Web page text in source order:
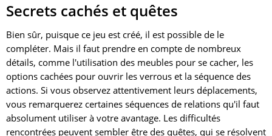
Secrets cachés et quêtes
Bien sûr, puisque ce jeu est créé, il est possible de le
compléter. Mais il faut prendre en compte de nombreux
détails, comme l'utilisation des meubles pour se cacher, les
options cachées pour ouvrir les verrous et la séquence des
actions. Si vous observez attentivement leurs déplacements,
vous remarquerez certaines séquences de relations qu'il faut
absolument utiliser à votre avantage. Les difficultés
rencontrées peuvent sembler être des quêtes, qui se résolvent